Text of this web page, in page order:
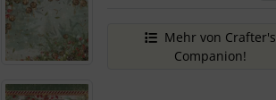
Mehr von Crafter's
Companion!